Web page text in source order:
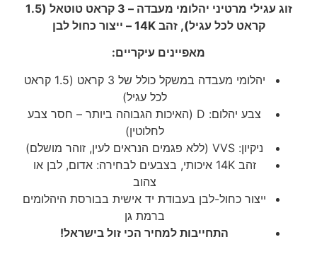
זוג עגילי מרטיני יהלומי מעבדה – 3 קראט טוטאל (1.5
קראט לכל עגיל), זהב 14K – ייצור כחול לבן
מאפיינים עיקריים:
יהלומי מעבדה במשקל כולל של 3 קראט (1.5 קראט
לכל עגיל)
צבע יהלום: D (האיכות הגבוהה ביותר – חסר צבע
לחלוטין)
ניקיון: VVS (ללא פגמים הנראים לעין, זוהר מושלם)
זהב 14K איכותי, בצבעים לבחירה: אדום, לבן או
צהוב
ייצור כחול-לבן בעבודת יד אישית בבורסת היהלומים
ברמת גן
התחייבות למחיר הכי זול בישראל!